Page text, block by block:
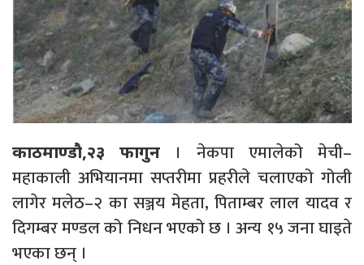
काठमाण्डौ,२३ फागुन
। नेकपा एमालेको मेची–
महाकाली अभियानमा सप्तरीमा प्रहरीले चलाएको गोली
लागेर मलेठ–२ का सञ्जय मेहता, पिताम्बर लाल यादव र
दिगम्बर मण्डल को निधन भएको छ । अन्य १५ जना घाइते
भएका छन् ।